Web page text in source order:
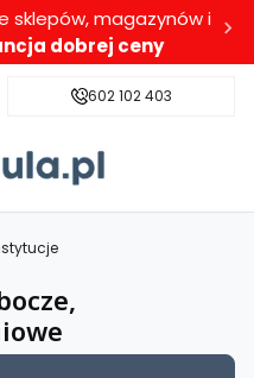
sklepów, magazynów i
dobrej ceny
dla wybranych
602 102 403